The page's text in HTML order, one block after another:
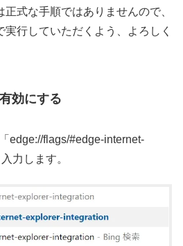
式な手順ではありませんので、
行していただくよう、よろしく
効にする
edge://flags/#edge-internet-
力します。